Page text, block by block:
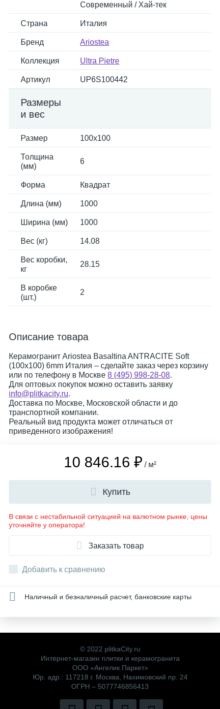
Современный / Хай-тек
Страна Италия
Бренд Ariostea
Коллекция Ultra Pietre
Артикул UP6S100442
Размеры
и вес
Размер 100x100
Толщина
(мм)
6
Форма Квадрат
Длина (мм) 1000
Ширина (мм) 1000
Вес (кг) 14.08
Вес коробки,
кг
28.15
В коробке
(шт.)
2
Описание товара
Керамогранит Ariostea Basaltina ANTRACITE Soft
(100x100) 6mm Италия – сделайте заказ через корзину
или по телефону в Москве 8 (495) 998-28-08.
Для оптовых покупок можно оставить заявку
info@plitkacity.ru.
Доставка по Москве, Московской области и до
транспортной компании.
Реальный вид продукта может отличаться от
приведенного изображения!
10 846.16 ₽ / м²
Купить
В связи с нестабильной ситуацией на валютном рынке, цены
уточняйте у оператора!
Заказать товар
Добавить к сравнению
Наличный и безналичный расчет, банковские карты
© 2022 plitkaCity.ru
Интернет-магазин плитки и керамогранита
ООО «Ангелик Паркет»
Юр. адр.: 117218 г. Москва, Нахимовский пр. 24
ОГРН – 5077746856413